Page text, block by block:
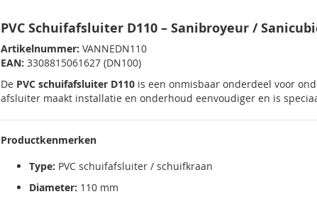
PVC Schuifafsluiter D110 – Sanibroyeur /
Artikelnummer: VANNEDN110
EAN: 3308815061627 (DN100)
De PVC schuifafsluiter D110 is een onmisbaar onderdeel voor
afsluiter maakt installatie en onderhoud eenvoudiger en is
Productkenmerken
Type: PVC schuifafsluiter / schuifkraan
Diameter: 110 mm